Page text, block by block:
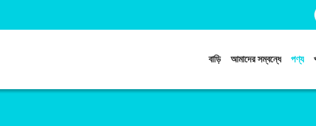
বাড়ি আমাদের সম্বন্ধে পণ্য